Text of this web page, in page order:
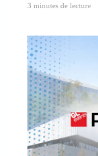
3 minutes de lecture